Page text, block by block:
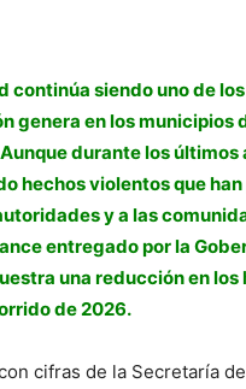
continúa siendo uno de
genera en los municipios
durante los últimos
hechos violentos que
y a las
entregado por la
una reducción en
de 2026.
cifras de la Secretaría